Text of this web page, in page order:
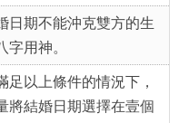
日期不能沖克雙方的生
字用神。
足以上條件的情況下，
將結婚日期選擇在壹個